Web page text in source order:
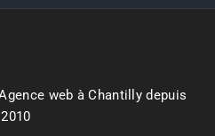
web à Chantilly depuis
2010